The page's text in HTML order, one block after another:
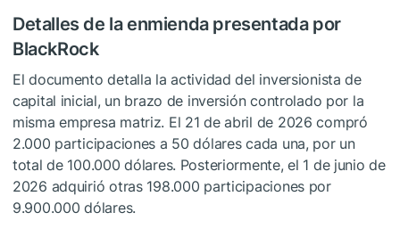
Detalles de la enmienda presentada por
BlackRock
El documento detalla la actividad del inversionista de
capital inicial, un brazo de inversión controlado por la
misma empresa matriz. El 21 de abril de 2026 compró
2.000 participaciones a 50 dólares cada una, por un
total de 100.000 dólares. Posteriormente, el 1 de junio de
2026 adquirió otras 198.000 participaciones por
9.900.000 dólares.